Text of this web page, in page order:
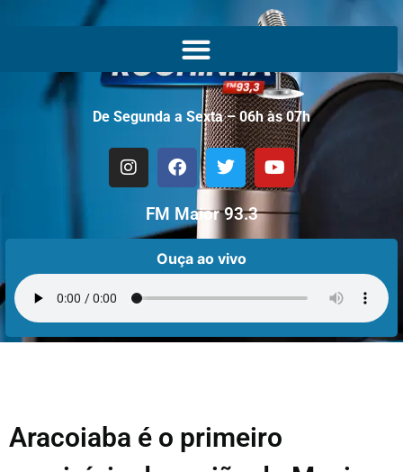
De Segunda a Sexta – 06h às 07h
FM Maior 93.3
Ouça ao vivo
Aracoiaba é o primeiro